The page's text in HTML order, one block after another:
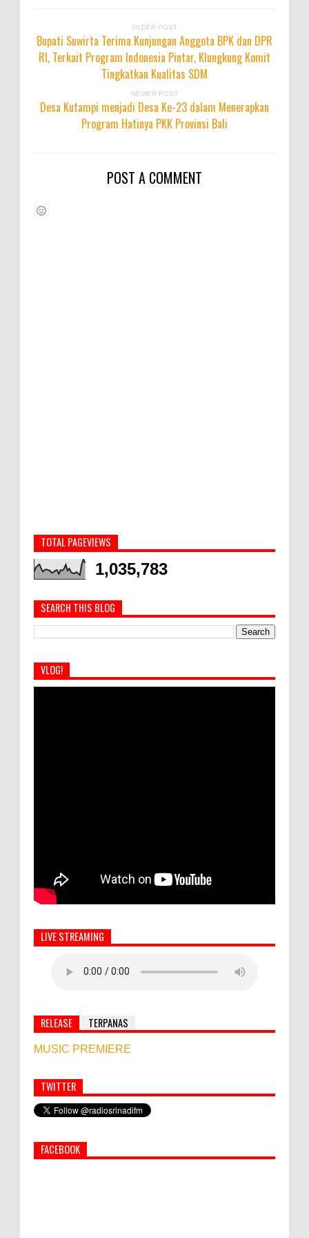
OLDER POST
Bupati Suwirta Terima Kunjungan Anggota BPK dan DPR
RI, Terkait Program Indonesia Pintar, Klungkung Komit
Tingkatkan Kualitas SDM
NEWER POST
Desa Kutampi menjadi Desa Ke-23 dalam Menerapkan
Program Hatinya PKK Provinsi Bali
POST A COMMENT
TOTAL PAGEVIEWS
1,035,783
SEARCH THIS BLOG
VLOG!
LIVE STREAMING
RELEASE TERPANAS
MUSIC PREMIERE
Simbol Persahabatan, RI Bangun Islamic Centre di
Afghanistan
PEMKAB KLUNGKUNG GELAR PASAR
TWITTER
FACEBOOK